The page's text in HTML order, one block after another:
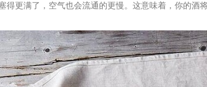
得更满了，空气也会流通的更慢。这意味着，你的酒